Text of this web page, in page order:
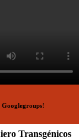
Googlegroups!
Transgénicos